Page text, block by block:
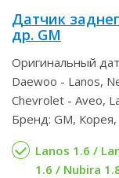
Датчик
др. GM
Оригинальный
Daewoo - Lanos,
Chevrolet - Aveo,
Бренд: GM,
Lanos 1.6 /
1.6 / Nubira